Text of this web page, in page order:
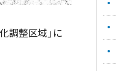
調整区域」に